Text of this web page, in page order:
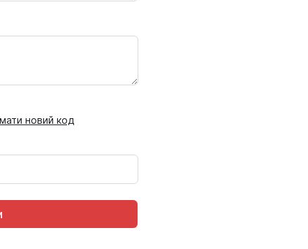
новий код